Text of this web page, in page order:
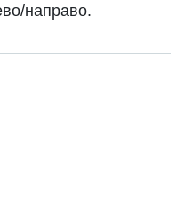
направо.